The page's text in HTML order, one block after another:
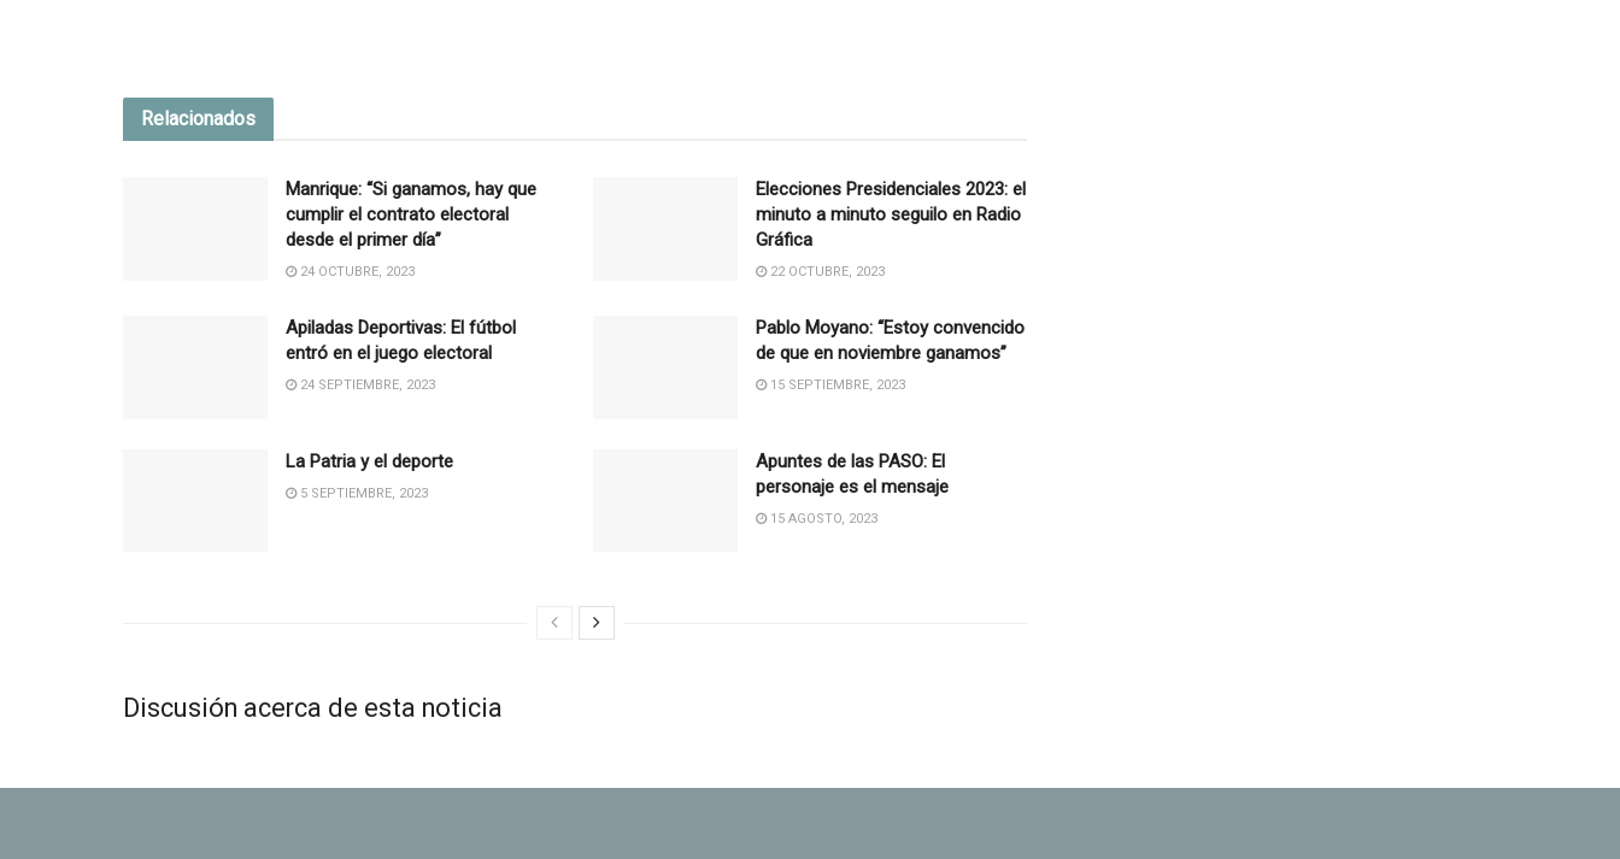
Relacionados
Manrique: “Si ganamos, hay que
cumplir el contrato electoral
desde el primer día”
24 OCTUBRE, 2023
Elecciones Presidenciales 2023: el
minuto a minuto seguilo en Radio
Gráfica
22 OCTUBRE, 2023
Apiladas Deportivas: El fútbol
entró en el juego electoral
24 SEPTIEMBRE, 2023
Pablo Moyano: “Estoy convencido
de que en noviembre ganamos”
15 SEPTIEMBRE, 2023
La Patria y el deporte
5 SEPTIEMBRE, 2023
Apuntes de las PASO: El
personaje es el mensaje
15 AGOSTO, 2023
Discusión acerca de esta noticia